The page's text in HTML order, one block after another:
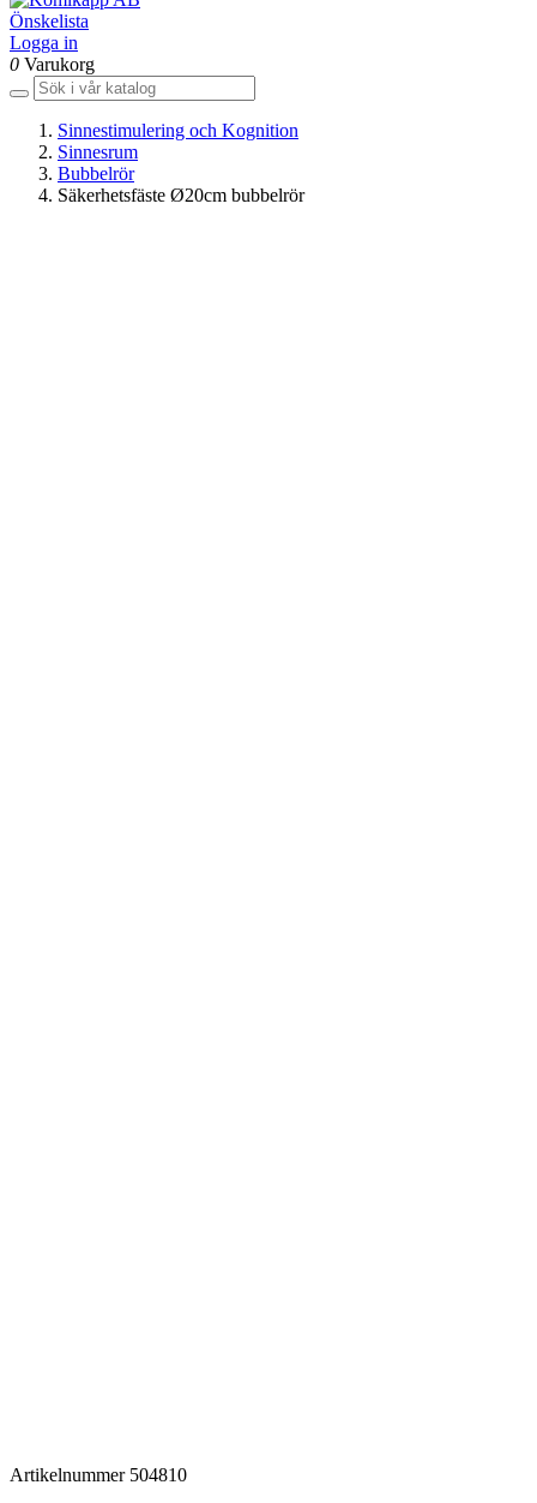
Önskelista
Logga in
0 Varukorg
Sinnestimulering och Kognition
Sinnesrum
Bubbelrör
Säkerhetsfäste Ø20cm bubbelrör
Artikelnummer 504810